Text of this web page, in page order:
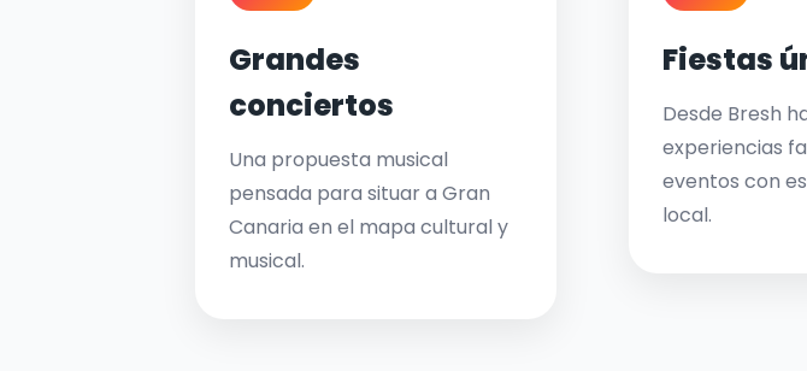
Grandes
conciertos
Una propuesta musical
pensada para situar a Gran
Canaria en el mapa cultural y
musical.
Fiestas
Desde Bresh
experiencias
eventos con
local.